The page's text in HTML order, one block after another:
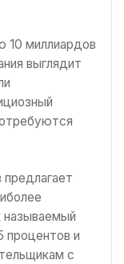
10 миллиардов
выглядит
называемый
процентов и
с